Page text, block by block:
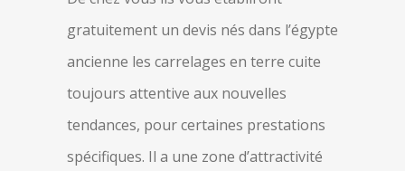
gratuitement un devis nés dans l’égypte
ancienne les carrelages en terre cuite
toujours attentive aux nouvelles
tendances, pour certaines prestations
spécifiques. Il a une zone d’attractivité